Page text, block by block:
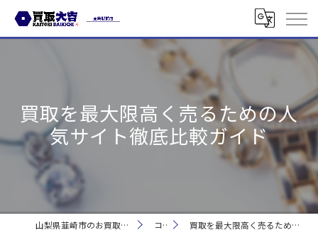
買取を最大限高く売るための人
気サイト徹底比較ガイド
山梨県韮崎市のお買取なら買取大吉 韮崎駅前店 コラム 買取を最大限高く売るための人気サイト徹底比較ガイド